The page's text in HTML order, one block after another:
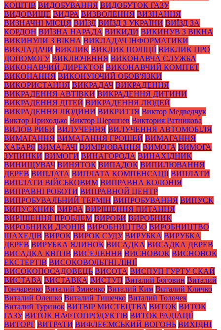
КОШТІВ ВИДОБУВАННЯ ВИДОБУТОК ГАЗУ
ВИДОВИЩЕ ВИДРА ВИЗВОЛЕННЯ ВИЗНАННЯ
ВИЗНАЧНІ МІСЦЯ ВИЇЗД ВИЇЗД З УКРАЇНИ ВИЇЗД ЗА
КОРДОН ВИЇЗНА НАРАДА ВИКИДИ ВИКИНУВ З ВІКНА
ВИКИНУЛИ З ВІКНА ВИКЛАДАЧ ІНФОРМАТИКИ
ВИКЛАДАЧИ ВИКЛИК ВИКЛИК ПОЛІЦІЇ ВИКЛИК ПРО
ДОПОМОГУ ВИКЛЮЧЕННЯ ВИКОНАВЧА СЛУЖБА
ВИКОНАВЧИЙ ДИРЕКТОР ВИКОНАВЧИЙ КОМІТЕТ
ВИКОНАННЯ ВИКОНУЮЧИЙ ОБОВ'ЯЗКИ
ВИКОРИСТАННЯ ВИКРАДАЧ ВИКРАДЕННЯ
ВИКРАДЕННЯ АВТІВКИ ВИКРАДЕННЯ ДИТИНИ
ВИКРАДЕННЯ ДІТЕЙ ВИКРАДЕННЯ ЛЮДЕЙ
ВИКРАДЕННЯ ЛЮДИНИ ВИКРИТТЯ Виктор Медведчук
Виктор Приходько Виктор Шершнев Виктория Ратникова
ВИЛОВ РИБИ ВИЛУЧЕННЯ ВИЛУЧЕННЯ АВТОМОБІЛЯ
ВИМАГАННЯ ВИМАГАННЯ ГРОШЕЙ ВИМАГАННЯ
ХАБАРЯ ВИМАГАЧІ ВИМІРЮВАННЯ ВИМОГА ВИМОГА
ЗУПИНКИ ВИМОГИ ВИНАГОРОДА ВИНАХІДНИК
ВИНИЩУВАЧ ВИНЯТОК ВИПАДОК ВИПИЛЮВАННЯ
ДЕРЕВ ВИПЛАТА ВИПЛАТА КОМПЕНСАЦІЇ ВИПЛАТИ
ВИПЛАТИ ВІЙСЬКОВИМ ВИПРАВНА КОЛОНІЯ
ВИПРАВНІ РОБОТИ ВИПРАВНОЙ ЦЕНТР
ВИПРОБУВАЛЬНИЙ ТЕРМІН ВИПРОБУВАННЯ ВИПУСК
ВИПУСКНИК ВИРВА ВИРІШЕННЯ ПИТАННЯ
ВИРІШЕННЯ ПРОБЛЕМ ВИРОБИ ВИРОБНИК
ВИРОБНИКИ ДРОНІВ ВИРОБНИЦТВО ВИРОБНИЦТВО
ШАХЕДІВ ВИРОК ВИРОК СУДУ ВИРУБКА ВИРУБКА
ДЕРЕВ ВИРУБКА ЯЛИНОК ВИСАДКА ВИСАДКА ДЕРЕВ
ВИСАДКА КВІТІВ ВИСЕЛЕННЯ ВИСНОВОК ВИСНОВОК
ЕКСТЕРТІВ ВИСОКОВОЛЬТНІ ЛІНІЇ
ВИСОКОПОСАДОВЕЦЬ ВИСОТА ВИСПУП ГУРТУ СКАЙ
ВИСТАВА ВИСТАВКА ВИСТУП Виталий Боговин Виталий
Гончаренко Виталий Змиенко Виталий Ким Виталий Кличко
Виталий Олешко Виталий Тишечко Виталий Толочек
Виталий Туринок ВИТВІР МИСТЕЦТВА ВИТОК ВИТОК
ГАЗУ ВИТОК НАФТОПРОДУКТІВ ВИТОК РАДІАЦІЇ
ВИТОРГ ВИТРАТИ ВИФЛЕЄМСЬКИЙ ВОГОНЬ ВИХІДНІ